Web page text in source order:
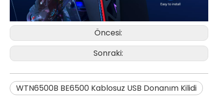
Öncesi:
Sonraki:
WTN6500B BE6500 Kablosuz USB Donanım Kilidi